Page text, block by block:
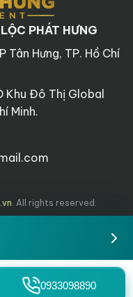
PHÁT HƯNG
Tân Hưng, TP. Hồ Chí
Khu Đô Thị Global
Minh.
. All rights reserved.
0933098890